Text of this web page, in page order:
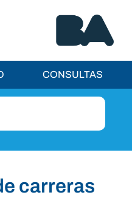
CONSULTAS
carreras